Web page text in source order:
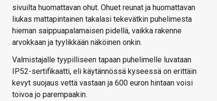
sivuilta huomattavan ohut. Ohuet reunat ja huomattavan
liukas mattapintainen takalasi tekevätkin puhelimesta
hieman saippuapalamaisen pidellä, vaikka rakenne
arvokkaan ja tyylikkään näköinen onkin.
Valmistajalle tyypilliseen tapaan puhelimelle luvataan
IP52-sertifikaatti, eli käytännössä kyseessä on erittäin
kevyt suojaus vettä vastaan ja 600 euron hintaan voisi
toivoa jo parempaakin.